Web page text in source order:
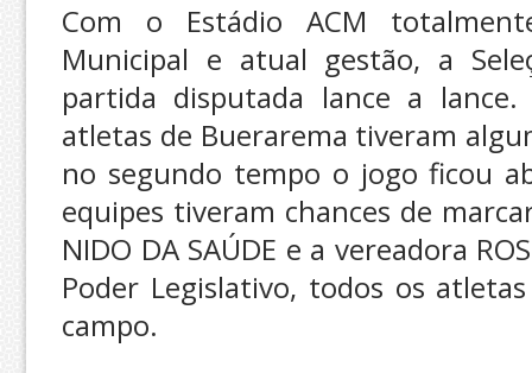
Com o Estádio ACM
Municipal e atual gestão, a
partida disputada lance a
atletas de Buerarema tiveram
no segundo tempo o jogo ficou
equipes tiveram chances de
NIDO DA SAÚDE e a vereadora
Poder Legislativo, todos os
campo.